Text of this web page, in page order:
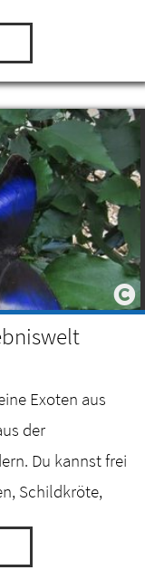
Sudhaus in…
Exoten aus
der
Du kannst frei
Schildkröte,